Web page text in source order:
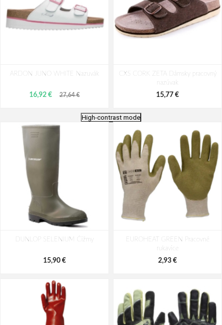
ARDON JUNO WHITE Nazuvák
16,92 € 27,64 €
CXS CORK ZETA Dámsky pracovný
nazúvak
15,77 €
nazúvak
13,95 €
High-contrast mode
DUNLOP SELENIUM Čižmy
15,90 €
EUROHEAT GREEN Pracovné
rukavice
2,93 €